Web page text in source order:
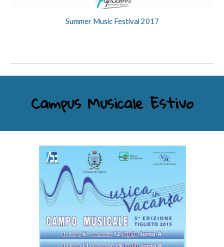
Summer Music Festival 2017
Campus Musicale Estivo